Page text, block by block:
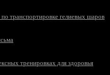
транспортировке гелиевых шаров
тренировках для здоровья